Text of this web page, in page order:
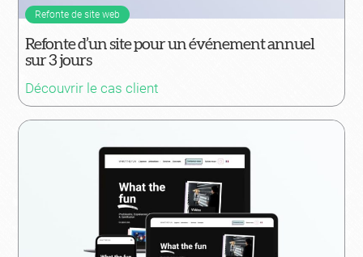
Refonte de site web
Refonte d’un site pour un événement annuel
sur 3 jours
Découvrir le cas client